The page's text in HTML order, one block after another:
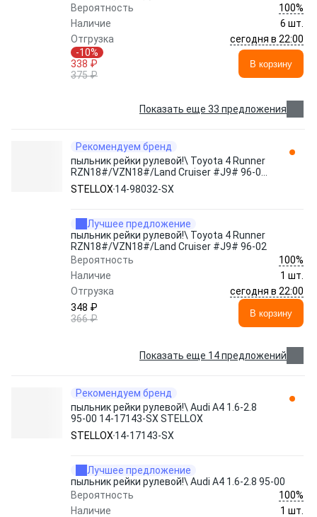
Вероятность
100%
Наличие
6 шт.
Отгрузка
сегодня в 22:00
-10%
338 ₽
375 ₽
В корзину
Показать еще 33 предложения
Рекомендуем бренд
пыльник рейки рулевой!\ Toyota 4 Runner
RZN18#/VZN18#/Land Cruiser #J9# 96-02
14-98032-SX STELLOX
STELLOX 14-98032-SX
Лучшее предложение
пыльник рейки рулевой!\ Toyota 4 Runner
RZN18#/VZN18#/Land Cruiser #J9# 96-02
Вероятность
100%
Наличие
1 шт.
Отгрузка
сегодня в 22:00
348 ₽
366 ₽
В корзину
Показать еще 14 предложений
Рекомендуем бренд
пыльник рейки рулевой!\ Audi A4 1.6-2.8
95-00 14-17143-SX STELLOX
STELLOX 14-17143-SX
Лучшее предложение
пыльник рейки рулевой!\ Audi A4 1.6-2.8 95-00
Вероятность
100%
Наличие
1 шт.